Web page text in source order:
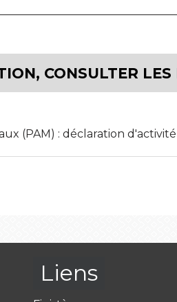
CONSULTER
(PAM) : déclaration
Liens